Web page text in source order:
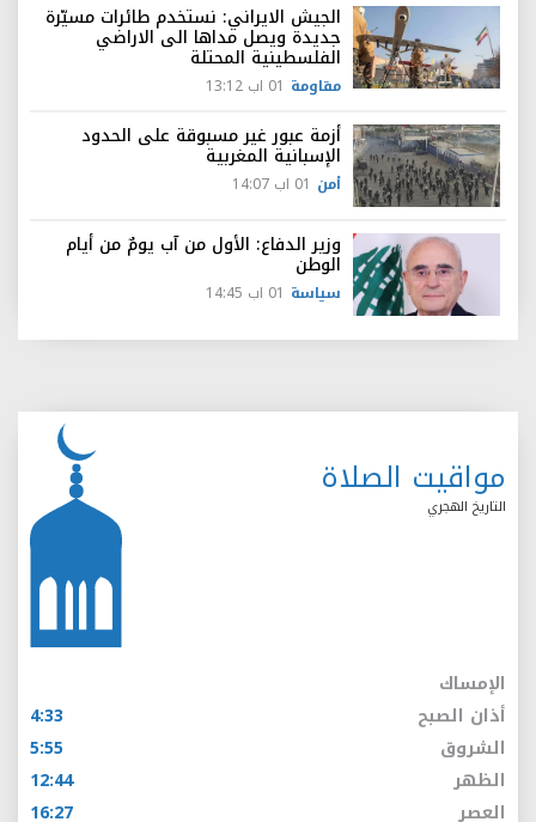
الجيش الايراني: نستخدم طائرات مسيّرة
جديدة ويصل مداها الى الاراضي
الفلسطينية المحتلة
مقاومة 01 اب 13:12
أزمة عبور غير مسبوقة على الحدود
الإسبانية المغربية
أمن 01 اب 14:07
وزير الدفاع: الأول من آب يومٌ من أيام
الوطن
سياسة 01 اب 14:45
مواقيت الصلاة
التاريخ الهجري
الإمساك
أذان الصبح
4:33
الشروق
5:55
الظهر
12:44
العصر
16:27